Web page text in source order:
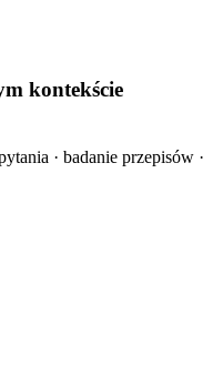
kontekście
· badanie przepisów ·